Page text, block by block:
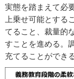
実態を踏まえて必
上乗せ可能とする
てること、裁量的
すことを進める。
充てることができ